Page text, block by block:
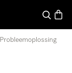
Wat zoek
Probleemoplossing